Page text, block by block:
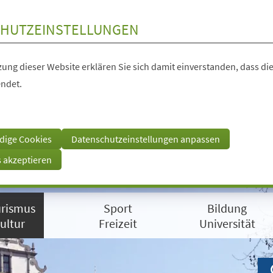
dieser Website erklären Sie sich damit einverstanden, dass
Cookies
Datenschutzeinstellungen anpassen
akzeptieren
Sport
Freizeit
Bildung
Universität